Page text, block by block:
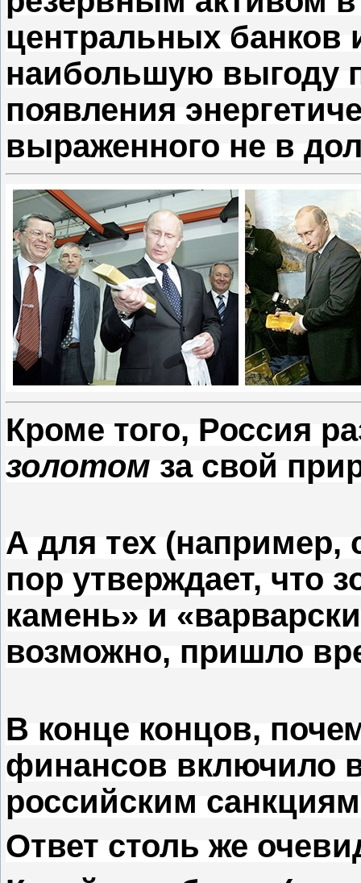
центральных банков
наибольшую выгоду
появления
выраженного не в
Кроме того, Россия
золотом за свой
А для тех (например,
пор утверждает, что
камень» и
возможно, пришло
В конце концов,
финансов включило
российским
Ответ столь же